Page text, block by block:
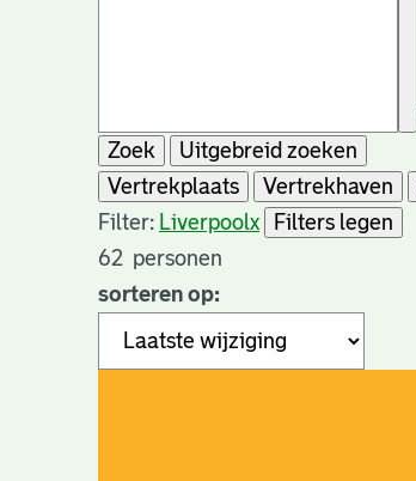
Zoek
Uitgebreid zoeken
Vertrekplaats
Vertrekhaven
Filter: Liverpoolx
Filters legen
62 personen
sorteren op: